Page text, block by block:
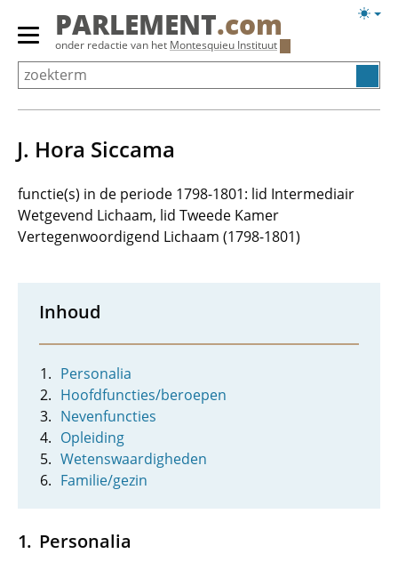
Overslaan
Primair
menu
tonen/verbergen
PARLEMENT.com
onder redactie van het Montesquieu Instituut
J. Hora Siccama
functie(s) in de periode 1798-1801: lid Intermediair
Wetgevend Lichaam, lid Tweede Kamer
Vertegenwoordigend Lichaam (1798-1801)
Inhoud
Personalia
Hoofdfuncties/beroepen
Nevenfuncties
Opleiding
Wetenswaardigheden
Familie/gezin
Personalia